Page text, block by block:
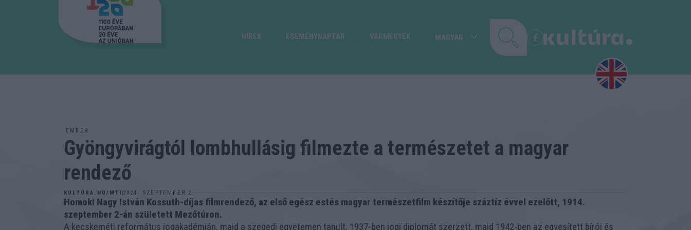
HÍREK ESEMÉNYNAPTÁR VÁRMEGYÉK MAGYAR
EMBER
Gyöngyvirágtól lombhullásig filmezte a természetet a magyar
rendező
KULTÚRA.HU/MTI 2024. SZEPTEMBER 2.
Homoki Nagy István Kossuth-díjas filmrendező, az első egész estés magyar természetfilm készítője száztíz évvel ezelőtt, 1914.
szeptember 2-án született Mezőtúron.
A kecskeméti református jogakadémián, majd a szegedi egyetemen tanult, 1937-ben jogi diplomát szerzett, majd 1942-ben az egyesített bírói és